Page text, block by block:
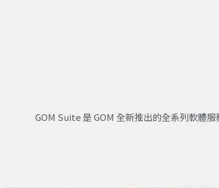
GOM Suite 是 GOM 全新推出的全系列軟體